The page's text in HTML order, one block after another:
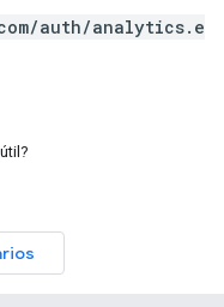
auth/analytics.e